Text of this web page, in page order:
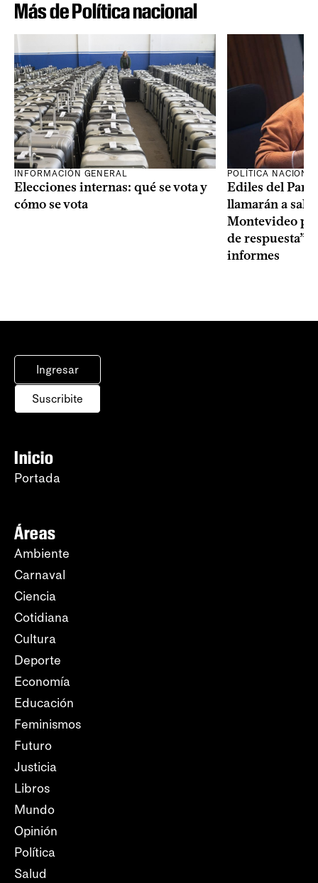
Más de Política nacional
INFORMACIÓN GENERAL
Elecciones internas: qué se vota y
cómo se vota
POLÍTICA
Ediles del
llamarán a sala
Montevideo
de respuesta”
informes
Ingresar
Suscribite
Inicio
Portada
Áreas
Ambiente
Carnaval
Ciencia
Cotidiana
Cultura
Deporte
Economía
Educación
Feminismos
Futuro
Justicia
Libros
Mundo
Opinión
Política
Salud